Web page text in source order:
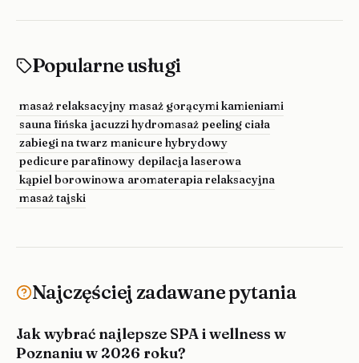
Popularne usługi
masaż relaksacyjny masaż gorącymi kamieniami
sauna fińska jacuzzi hydromasaż peeling ciała
zabiegi na twarz manicure hybrydowy
pedicure parafinowy depilacja laserowa
kąpiel borowinowa aromaterapia relaksacyjna
masaż tajski
Najczęściej zadawane pytania
Jak wybrać najlepsze SPA i wellness w
Poznaniu w 2026 roku?